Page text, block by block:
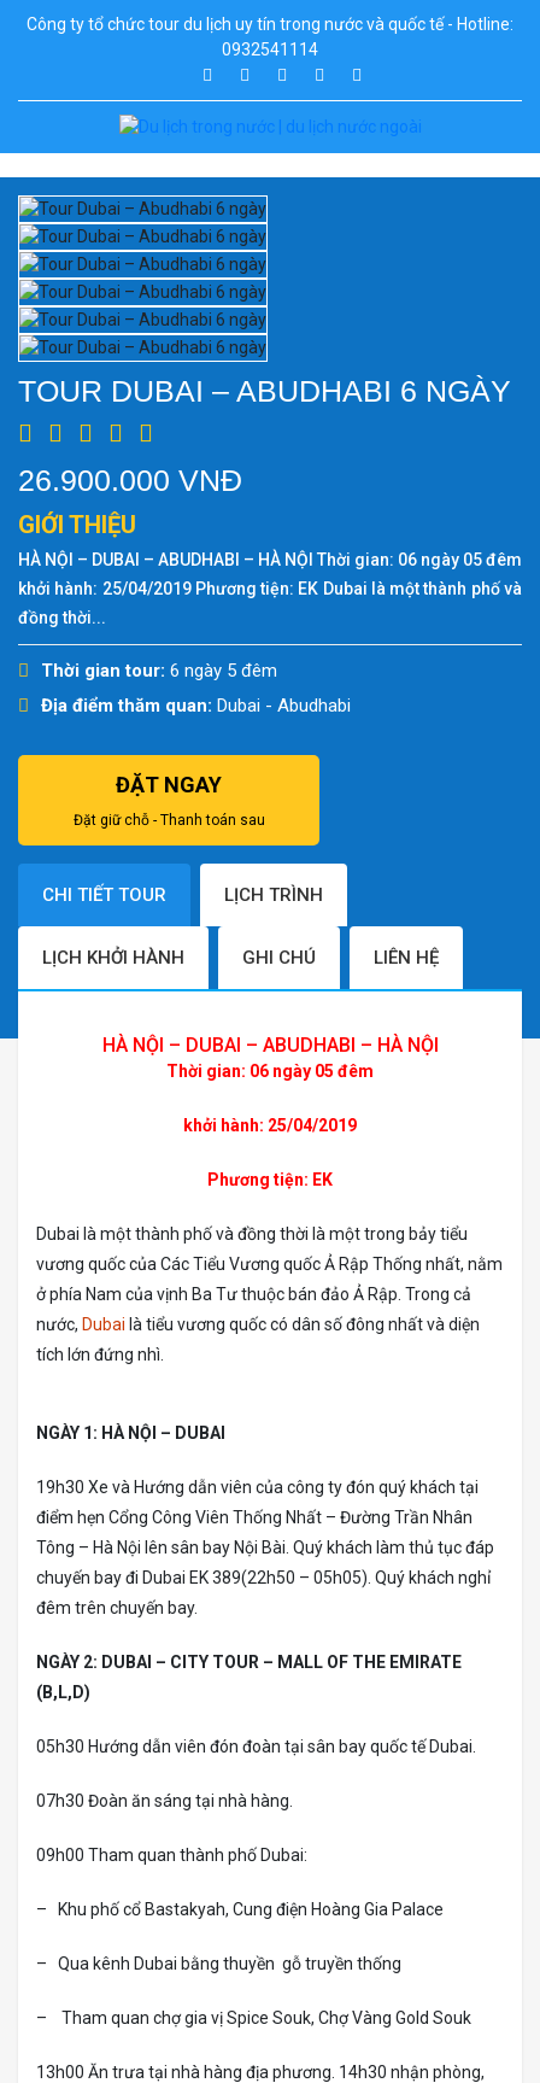
Công ty tổ chức tour du lịch uy tín trong nước và quốc tế - Hotline:
0932541114
TOUR DUBAI – ABUDHABI 6 NGÀY
26.900.000 VNĐ
GIỚI THIỆU
HÀ NỘI – DUBAI – ABUDHABI – HÀ NỘI Thời gian: 06 ngày 05 đêm
khởi hành: 25/04/2019 Phương tiện: EK Dubai là một thành phố và
đồng thời...
Thời gian tour: 6 ngày 5 đêm
Địa điểm thăm quan: Dubai - Abudhabi
ĐẶT NGAY
Đặt giữ chỗ - Thanh toán sau
CHI TIẾT TOUR LỊCH TRÌNH
LỊCH KHỞI HÀNH GHI CHÚ LIÊN HỆ
HÀ NỘI – DUBAI – ABUDHABI – HÀ NỘI
Thời gian: 06 ngày 05 đêm
khởi hành: 25/04/2019
Phương tiện: EK
Dubai là một thành phố và đồng thời là một trong bảy tiểu
vương quốc của Các Tiểu Vương quốc Ả Rập Thống nhất, nằm
ở phía Nam của vịnh Ba Tư thuộc bán đảo Ả Rập. Trong cả
nước, Dubai là tiểu vương quốc có dân số đông nhất và diện
tích lớn đứng nhì.
NGÀY 1: HÀ NỘI – DUBAI
19h30 Xe và Hướng dẫn viên của công ty đón quý khách tại
điểm hẹn Cổng Công Viên Thống Nhất – Đường Trần Nhân
Tông – Hà Nội lên sân bay Nội Bài. Quý khách làm thủ tục đáp
chuyến bay đi Dubai EK 389(22h50 – 05h05). Quý khách nghỉ
đêm trên chuyến bay.
NGÀY 2: DUBAI – CITY TOUR – MALL OF THE EMIRATE
(B,L,D)
05h30 Hướng dẫn viên đón đoàn tại sân bay quốc tế Dubai.
07h30 Đoàn ăn sáng tại nhà hàng.
09h00 Tham quan thành phố Dubai:
– Khu phố cổ Bastakyah, Cung điện Hoàng Gia Palace
– Qua kênh Dubai bằng thuyền gỗ truyền thống
– Tham quan chợ gia vị Spice Souk, Chợ Vàng Gold Souk
13h00 Ăn trưa tại nhà hàng địa phương. 14h30 nhận phòng,